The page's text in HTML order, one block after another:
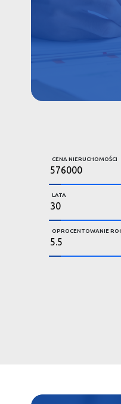
CENA NIERUCHOMOŚCI
LATA
OPROCENTOWANIE